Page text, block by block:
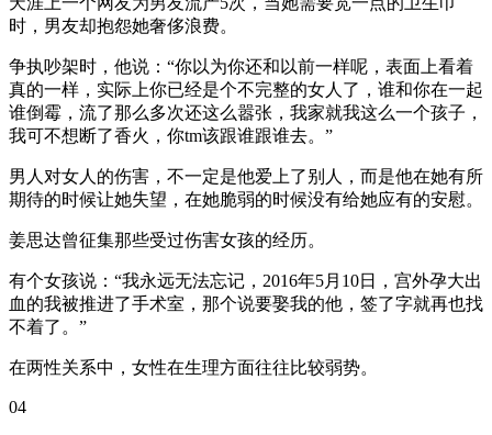
时，男友却抱怨她奢侈浪费。
争执吵架时，他说：“你以为你还和以前一样呢，表面上看着
真的一样，实际上你已经是个不完整的女人了，谁和你在一起
谁倒霉，流了那么多次还这么嚣张，我家就我这么一个孩子，
我可不想断了香火，你tm该跟谁跟谁去。”
男人对女人的伤害，不一定是他爱上了别人，而是他在她有所
期待的时候让她失望，在她脆弱的时候没有给她应有的安慰。
姜思达曾征集那些受过伤害女孩的经历。
有个女孩说：“我永远无法忘记，2016年5月10日，宫外孕大出
血的我被推进了手术室，那个说要娶我的他，签了字就再也找
不着了。”
在两性关系中，女性在生理方面往往比较弱势。
04